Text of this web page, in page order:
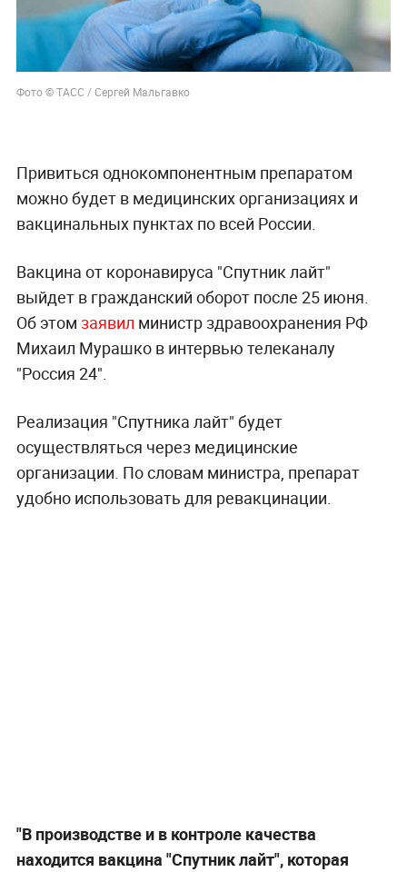
Фото © ТАСС / Сергей Мальгавко
Привиться однокомпонентным препаратом
можно будет в медицинских организациях и
вакцинальных пунктах по всей России.
Вакцина от коронавируса "Спутник лайт"
выйдет в гражданский оборот после 25 июня.
Об этом заявил министр здравоохранения РФ
Михаил Мурашко в интервью телеканалу
"Россия 24".
Реализация "Спутника лайт" будет
осуществляться через медицинские
организации. По словам министра, препарат
удобно использовать для ревакцинации.
"В производстве и в контроле качества
находится вакцина "Спутник лайт", которая